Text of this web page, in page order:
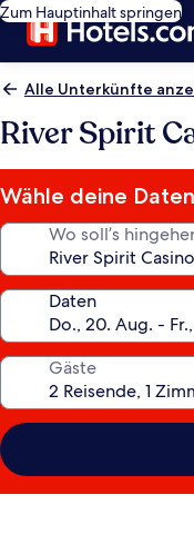
Zum Hauptinhalt springen
Alle Unterkünfte
River Spirit
Wähle deine
Wo soll’s
Daten
Gäste